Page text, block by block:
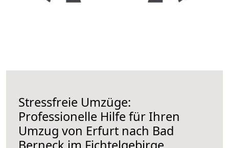
Stressfreie Umzüge:
Professionelle Hilfe für Ihren
Umzug von Erfurt nach Bad